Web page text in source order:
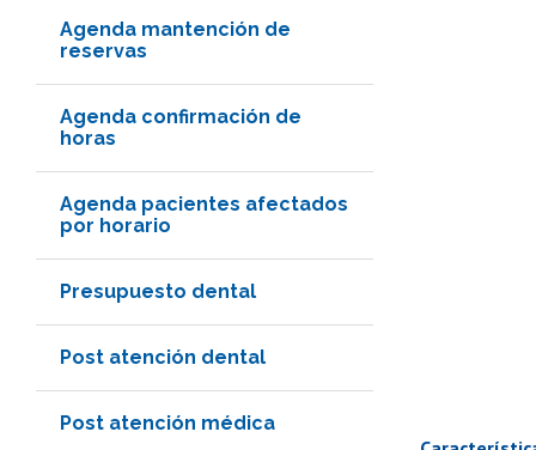
Agenda mantención de
reservas
Agenda confirmación de
horas
Agenda pacientes afectados
por horario
Presupuesto dental
Post atención dental
Post atención médica